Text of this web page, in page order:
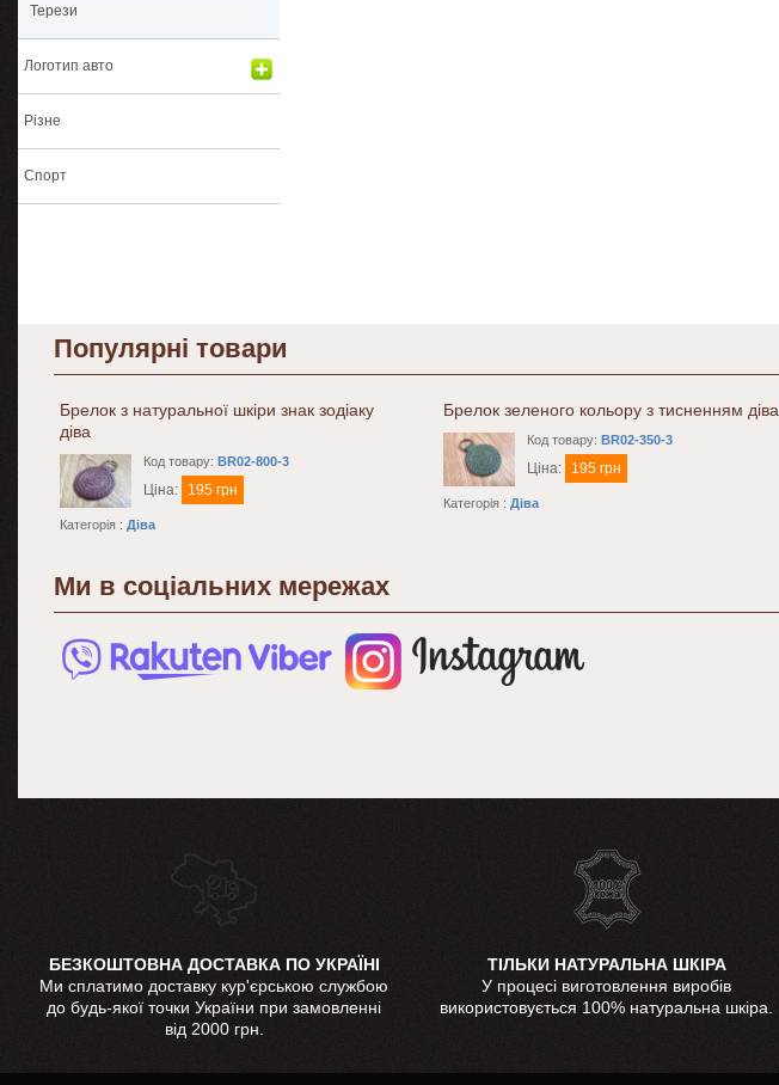
Терези
Логотип авто
Різне
Спорт
Популярні товари
Брелок з натуральної шкіри знак зодіаку
діва
Код товару: BR02-800-3
Ціна: 195 грн
Категорія : Діва
Брелок зеленого кольору з тисненням діва
Код товару: BR02-350-3
Ціна: 195 грн
Категорія : Діва
Ми в соціальних мережах
БЕЗКОШТОВНА ДОСТАВКА ПО УКРАЇНІ
Ми сплатимо доставку кур'єрською службою
до будь-якої точки України при замовленні
від 2000 грн.
ТІЛЬКИ НАТУРАЛЬНА ШКІРА
У процесі виготовлення виробів
використовується 100% натуральна шкіра.